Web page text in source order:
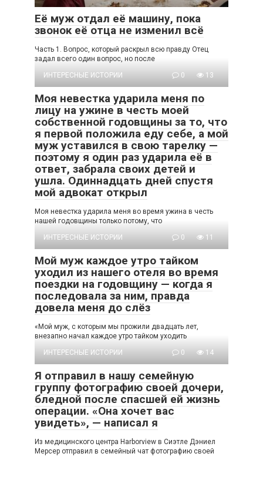
Её муж отдал её машину, пока
звонок её отца не изменил всё
Часть 1. Вопрос, который раскрыл всю правду Отец
задал всего один вопрос, но после
ИНТЕРЕСНЫЕ ИСТОРИИ
0 13
Моя невестка ударила меня по
лицу на ужине в честь моей
собственной годовщины за то, что
я первой положила еду себе, а мой
муж уставился в свою тарелку —
поэтому я один раз ударила её в
ответ, забрала своих детей и
ушла. Одиннадцать дней спустя
мой адвокат открыл
Моя невестка ударила меня во время ужина в честь
нашей годовщины только потому, что
ИНТЕРЕСНЫЕ ИСТОРИИ
0 11
Мой муж каждое утро тайком
уходил из нашего отеля во время
поездки на годовщину — когда я
последовала за ним, правда
довела меня до слёз
«Мой муж, с которым мы прожили двадцать лет,
внезапно начал каждое утро тайком уходить
ИНТЕРЕСНЫЕ ИСТОРИИ
0 14
Я отправил в нашу семейную
группу фотографию своей дочери,
бледной после спасшей ей жизнь
операции. «Она хочет вас
увидеть», — написал я
Из медицинского центра Harborview в Сиэтле Дэниел
Мерсер отправил в семейный чат фотографию своей